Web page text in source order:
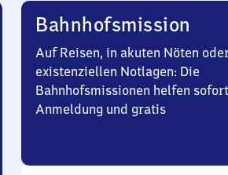
Bahnhofsmission
Auf Reisen, in akuten Nöten
existenziellen Notlagen: Die
Bahnhofsmissionen helfen
Anmeldung und gratis